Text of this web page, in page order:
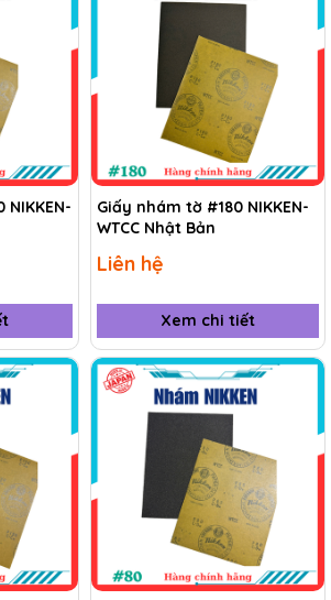
Giấy nhám tờ #180 NIKKEN-
WTCC Nhật Bản
Liên hệ
Xem chi tiết